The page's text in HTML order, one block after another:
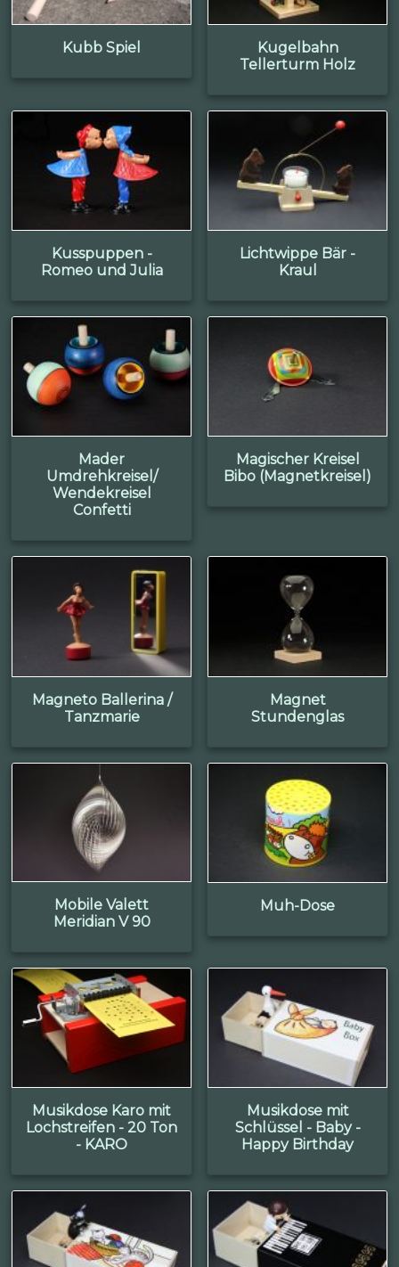
Kubb Spiel
Kugelbahn
Tellerturm Holz
Kusspuppen -
Romeo und Julia
Lichtwippe Bär -
Kraul
Mader
Umdrehkreisel/
Wendekreisel
Confetti
Magischer Kreisel
Bibo (Magnetkreisel)
Magneto Ballerina /
Tanzmarie
Magnet
Stundenglas
Mobile Valett
Meridian V 90
Muh-Dose
Musikdose Karo mit
Lochstreifen - 20 Ton
- KARO
Musikdose mit
Schlüssel - Baby -
Happy Birthday